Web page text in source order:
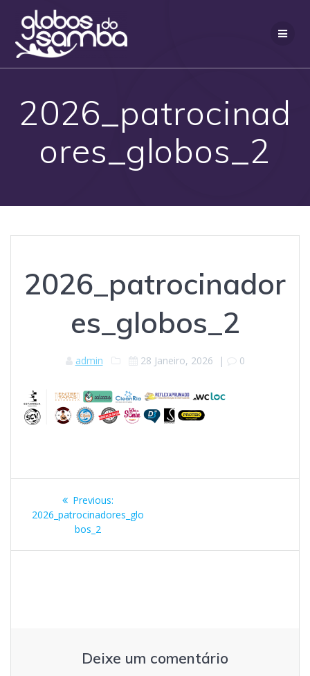
2026_patrocinad
ores_globos_2
2026_patrocinador
es_globos_2
admin 28 Janeiro, 2026 | 0
Navegação
de
artigos
Previous:Previous
post:
2026_patrocinadores_glo
bos_2
Deixe um comentário